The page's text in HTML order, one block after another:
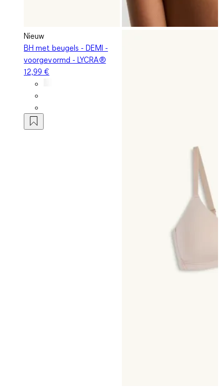
Nieuw
BH met beugels - DEMI -
voorgevormd - LYCRA®
12,99 €